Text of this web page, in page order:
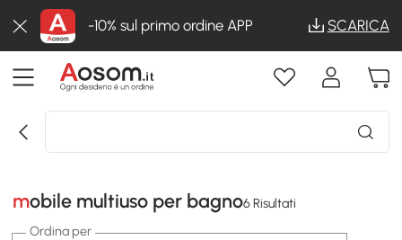
-10% sul primo ordine APP SCARICA
mobile multiuso per bagno6 Risultati
Ordina per